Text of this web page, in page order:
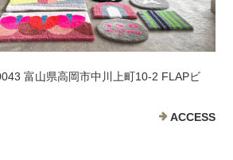
富山県高岡市中川上町10-2 FLAPビ
ACCESS